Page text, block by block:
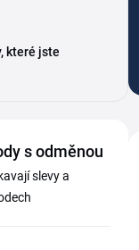
které jste
s odměnou
slevy a